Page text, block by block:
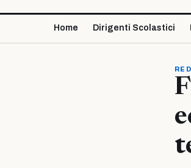
Home Dirigenti Scolastici